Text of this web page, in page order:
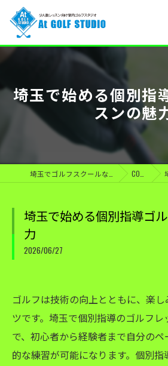
埼玉で始める個別指
スンの魅
COLUMN
埼玉で始める個別指導ゴ
力
2026/06/27
ゴルフは技術の向上とともに、楽
ツです。埼玉で個別指導のゴルフレ
で、初心者から経験者まで自分の
的な練習が可能になります。個別